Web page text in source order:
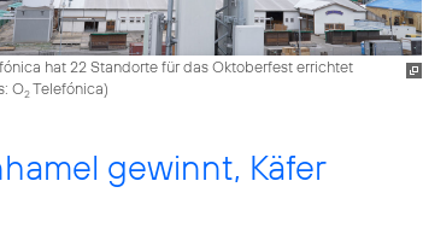
hat 22 Standorte für das Oktoberfest errichtet
O2Telefónica)
gewinnt, Käfer